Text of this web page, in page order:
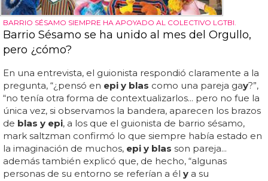
BARRIO SÉSAMO SIEMPRE HA APOYADO AL COLECTIVO LGTBI.
Barrio Sésamo se ha unido al mes del Orgullo,
pero ¿cómo?
En una entrevista, el guionista respondió claramente a la
pregunta, “¿pensó en epi y blas como una pareja gay?”,
“no tenía otra forma de contextualizarlos... pero no fue la
única vez, si observamos la bandera, aparecen los brazos
de blas y epi, a los que el guionista de barrio sésamo,
mark saltzman confirmó lo que siempre había estado en
la imaginación de muchos, epi y blas son pareja...
además también explicó que, de hecho, “algunas
personas de su entorno se referían a él y a su